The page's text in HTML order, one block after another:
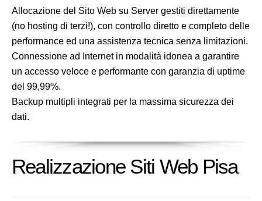
Allocazione del Sito Web su Server gestiti direttamente
(no hosting di terzi!), con controllo diretto e completo delle
performance ed una assistenza tecnica senza limitazioni.
Connessione ad Internet in modalità idonea a garantire
un accesso veloce e performante con garanzia di uptime
del 99,99%.
Backup multipli integrati per la massima sicurezza dei
dati.
Realizzazione Siti Web Pisa